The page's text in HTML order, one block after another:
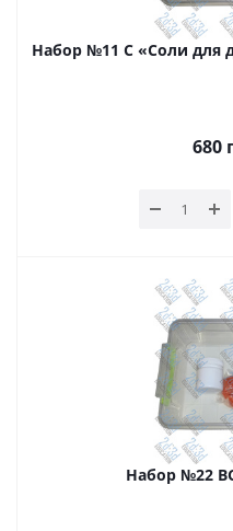
Набор №11 С «Соли для
680
Набор №22